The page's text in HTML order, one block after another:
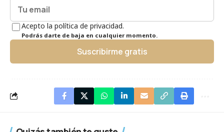
Acepto la política de privacidad.
Podrás darte de baja en cualquier momento.
Suscribirme gratis